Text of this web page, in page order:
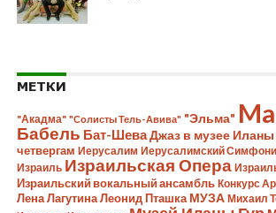
МЕТКИ
"Акадма" "Солисты Тель-Авива" "Эльма"
Бабель Бат-ШеваДжаз в музее Иланы
четвергам Иерусалим Иерусалимский
Израиль Израильская Опера
Израильский вокальный ансамбль Конкурс
Лена Лагутина Леонид Пташка МУЗА Михаил